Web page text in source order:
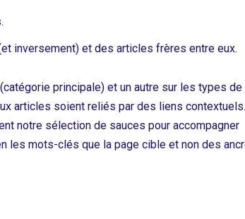
inversement) et des articles frères entre eux.
principale) et un autre sur les types de
articles soient reliés par des liens contextuels.
notre sélection de sauces pour accompagner
les mots-clés que la page cible et non des